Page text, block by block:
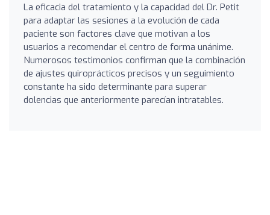
La eficacia del tratamiento y la capacidad del Dr. Petit
para adaptar las sesiones a la evolución de cada
paciente son factores clave que motivan a los
usuarios a recomendar el centro de forma unánime.
Numerosos testimonios confirman que la combinación
de ajustes quiroprácticos precisos y un seguimiento
constante ha sido determinante para superar
dolencias que anteriormente parecían intratables.